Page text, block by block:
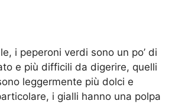
i peperoni verdi sono un po’ di
e più difficili da digerire, quelli
leggermente più dolci e
i gialli hanno una polpa